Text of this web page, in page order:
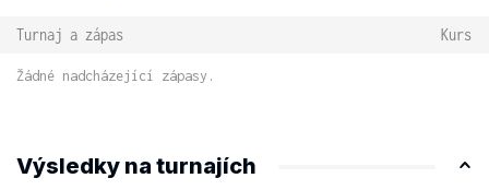
Turnaj a zápas Kurs
Žádné nadcházející zápasy.
Výsledky na turnajích